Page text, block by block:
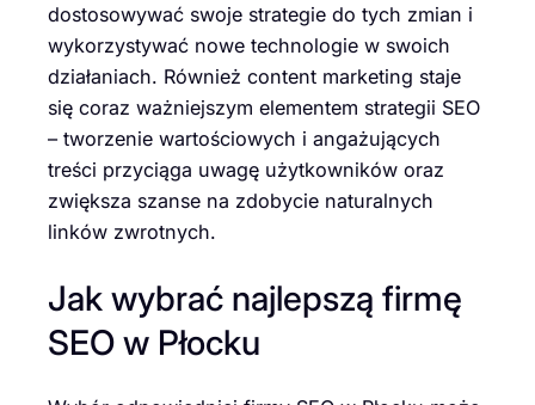
dostosowywać swoje strategie do tych zmian i
wykorzystywać nowe technologie w swoich
działaniach. Również content marketing staje
się coraz ważniejszym elementem strategii SEO
– tworzenie wartościowych i angażujących
treści przyciąga uwagę użytkowników oraz
zwiększa szanse na zdobycie naturalnych
linków zwrotnych.
Jak wybrać najlepszą firmę
SEO w Płocku